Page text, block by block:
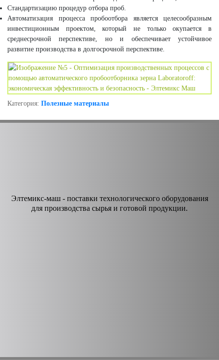
Стандартизацию процедур отбора проб.
Автоматизация процесса пробоотбора является целесообразным
инвестиционным проектом, который не только окупается в
среднесрочной перспективе, но и обеспечивает устойчивое
развитие производства в долгосрочной перспективе.
Категория: Полезные материалы
Элтемикс-маш - поставки технологического оборудования
для производства сырья и готовой продукции.